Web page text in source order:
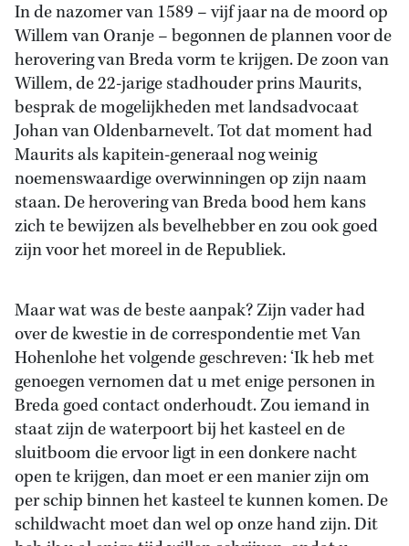
In de nazomer van 1589 – vijf jaar na de moord op
Willem van Oranje – begonnen de plannen voor de
herovering van Breda vorm te krijgen. De zoon van
Willem, de 22-jarige stadhouder prins Maurits,
besprak de mogelijkheden met landsadvocaat
Johan van Oldenbarnevelt. Tot dat moment had
Maurits als kapitein-generaal nog weinig
noemenswaardige overwinningen op zijn naam
staan. De herovering van Breda bood hem kans
zich te bewijzen als bevelhebber en zou ook goed
zijn voor het moreel in de Republiek.
Maar wat was de beste aanpak? Zijn vader had
over de kwestie in de correspondentie met Van
Hohenlohe het volgende geschreven: ‘Ik heb met
genoegen vernomen dat u met enige personen in
Breda goed contact onderhoudt. Zou iemand in
staat zijn de waterpoort bij het kasteel en de
sluitboom die ervoor ligt in een donkere nacht
open te krijgen, dan moet er een manier zijn om
per schip binnen het kasteel te kunnen komen. De
schildwacht moet dan wel op onze hand zijn. Dit